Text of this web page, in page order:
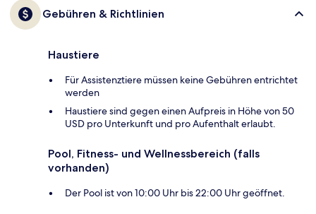
Gebühren & Richtlinien
Haustiere
Für Assistenztiere müssen keine Gebühren entrichtet
werden
Haustiere sind gegen einen Aufpreis in Höhe von 50
USD pro Unterkunft und pro Aufenthalt erlaubt.
Pool, Fitness- und Wellnessbereich (falls
vorhanden)
Der Pool ist von 10:00 Uhr bis 22:00 Uhr geöffnet.